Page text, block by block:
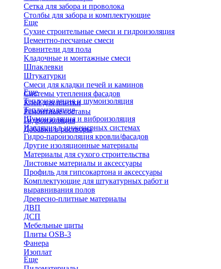
Сетка для забора и проволока
Столбы для забора и комплектующие
Еще
Сухие строительные смеси и гидроизоляция
Цементно-песчаные смеси
Ровнители для пола
Кладочные и монтажные смеси
Шпаклевки
Штукатурки
Смеси для кладки печей и каминов
Системы утепления фасадов
Клей для плитки
Ремонтные составы
Гидроизоляция
Добавки в растворы
Еще
Теплоизоляция и шумоизоляция
Теплоизоляция
Шумоизоляция и виброизоляция
Изоляция в инженерных системах
Гидро-пароизоляция кровли/фасадов
Другие изоляционные материалы
Материалы для сухого строительства
Листовые материалы и аксессуары
Профиль для гипсокартона и аксессуары
Комплектующие для штукатурных работ и
выравнивания полов
Древесно-плитные материалы
ДВП
ДСП
Мебельные щиты
Плиты OSB-3
Фанера
Изоплат
Еще